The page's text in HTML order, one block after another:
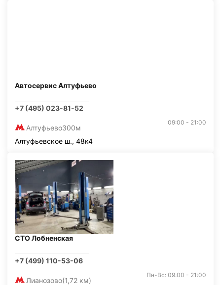
Автосервис Алтуфьево
+7 (495) 023-81-52
Алтуфьево300м
09:00 - 21:00
Алтуфьевское ш., 48к4
СТО Лобненская
+7 (499) 110-53-06
Лианозово(1,72 км)
Пн-Вс: 09:00 - 21:00